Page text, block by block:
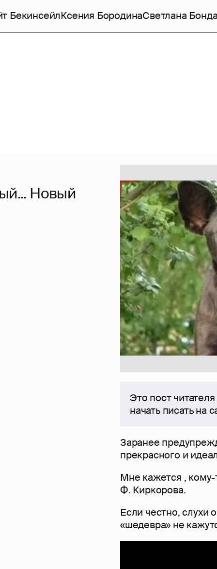
БекинсейлКсения БородинаСветлана
Это пост
начать писать на
Заранее
прекрасного и
Мне кажется , кому-
Ф. Киркорова.
Если честно, слухи
«шедевра» не
Новый